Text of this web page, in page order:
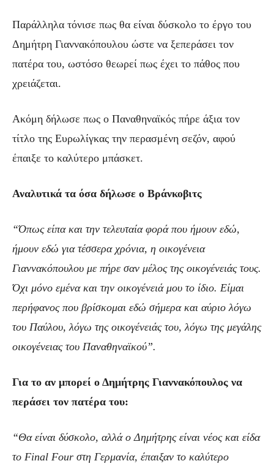
Παράλληλα τόνισε πως θα είναι δύσκολο το έργο του
Δημήτρη Γιαννακόπουλου ώστε να ξεπεράσει τον
πατέρα του, ωστόσο θεωρεί πως έχει το πάθος που
χρειάζεται.
Ακόμη δήλωσε πως ο Παναθηναϊκός πήρε άξια τον
τίτλο της Ευρωλίγκας την περασμένη σεζόν, αφού
έπαιξε το καλύτερο μπάσκετ.
Αναλυτικά τα όσα δήλωσε ο Βράνκοβιτς
“Όπως είπα και την τελευταία φορά που ήμουν εδώ,
ήμουν εδώ για τέσσερα χρόνια, η οικογένεια
Γιαννακόπουλου με πήρε σαν μέλος της οικογένειάς τους.
Όχι μόνο εμένα και την οικογένειά μου το ίδιο. Είμαι
περήφανος που βρίσκομαι εδώ σήμερα και αύριο λόγω
του Παύλου, λόγω της οικογένειάς του, λόγω της μεγάλης
οικογένειας του Παναθηναϊκού”.
Για το αν μπορεί ο Δημήτρης Γιαννακόπουλος να
περάσει τον πατέρα του:
“Θα είναι δύσκολο, αλλά ο Δημήτρης είναι νέος και είδα
το Final Four στη Γερμανία, έπαιξαν το καλύτερο